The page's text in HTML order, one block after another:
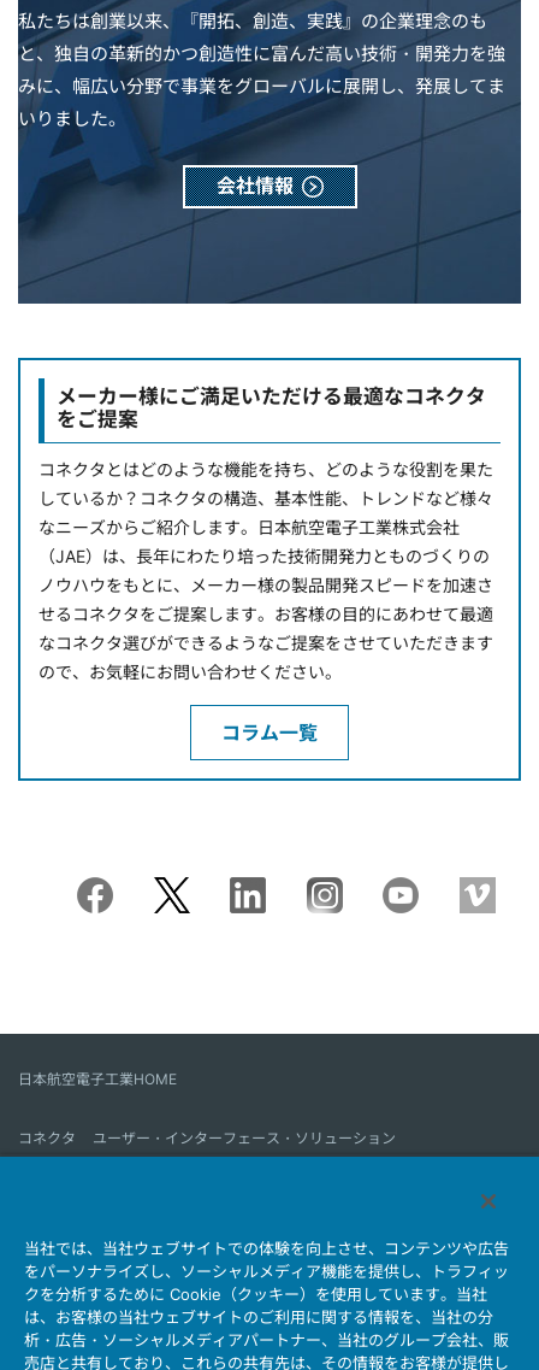
私たちは創業以来、『開拓、創造、実践』の企業理念のも
と、独自の革新的かつ創造性に富んだ高い技術・開発力を強
みに、幅広い分野で事業をグローバルに展開し、発展してま
いりました。
会社情報
メーカー様にご満足いただける最適なコネクタ
をご提案
コネクタとはどのような機能を持ち、どのような役割を果た
しているか？コネクタの構造、基本性能、トレンドなど様々
なニーズからご紹介します。日本航空電子工業株式会社
（JAE）は、長年にわたり培った技術開発力とものづくりの
ノウハウをもとに、メーカー様の製品開発スピードを加速さ
せるコネクタをご提案します。お客様の目的にあわせて最適
なコネクタ選びができるようなご提案をさせていただきます
ので、お気軽にお問い合わせください。
コラム一覧
日本航空電子工業HOME
コネクタ
ユーザー・インターフェース・ソリューション
会社情報 サステナビリティ IR情報 採用情報
会社情報新着一覧
製品情報新着一覧
サイトマップ お問い合わせ
当社では、当社ウェブサイトでの体験を向上させ、コンテンツや広告
をパーソナライズし、ソーシャルメディア機能を提供し、トラフィッ
クを分析するために Cookie（クッキー）を使用しています。当社
は、お客様の当社ウェブサイトのご利用に関する情報を、当社の分
析・広告・ソーシャルメディアパートナー、当社のグループ会社、販
売店と共有しており、これらの共有先は、その情報をお客様が提供し